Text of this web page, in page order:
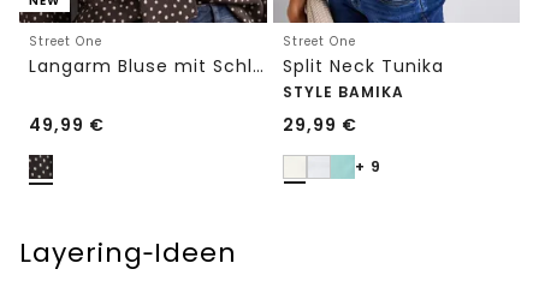
Street One
Langarm Bluse mit Schleifendetail
49,99 €
Street One
Split Neck Tunika
STYLE BAMIKA
29,99 €
+ 9
Layering‑Ideen